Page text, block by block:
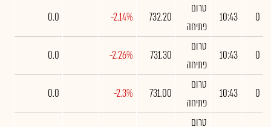
0
10:43
טרום
פתיחה
732.20
-2.14%
0.0
0
10:43
טרום
פתיחה
731.30
-2.26%
0.0
0
10:43
טרום
פתיחה
731.00
-2.3%
0.0
טרום